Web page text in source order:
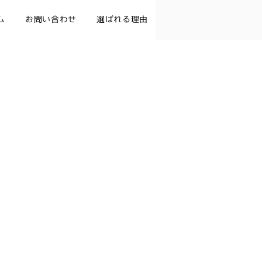
お問い合わせ 選ばれる理由